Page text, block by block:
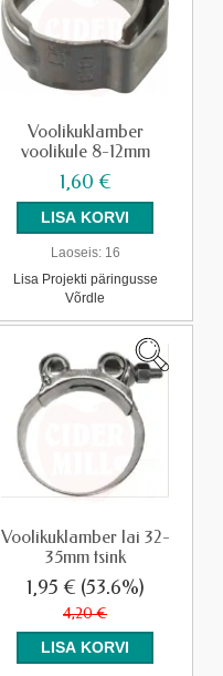
Voolikuklamber
voolikule 8-12mm
1,60 €
Laoseis:16
Lisa Projekti päringusse
Võrdle
Voolikuklamber lai 32-
35mm tsink
1,95 € (53.6%)
4,20 €